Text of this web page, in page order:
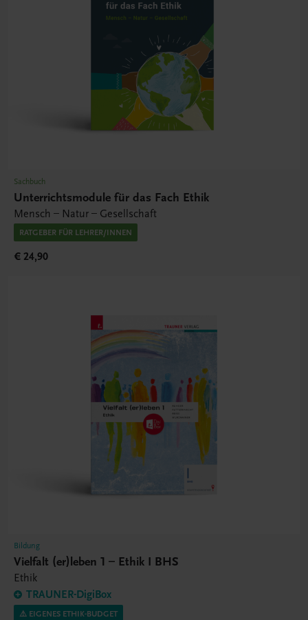
Sachbuch
Unterrichtsmodule für das Fach Ethik
Mensch – Natur – Gesellschaft
RATGEBER FÜR LEHRER/INNEN
€ 24,90
Bildung
Vielfalt (er)leben 1 – Ethik I BHS
Ethik
TRAUNER-DigiBox
⚠️ EIGENES ETHIK-BUDGET